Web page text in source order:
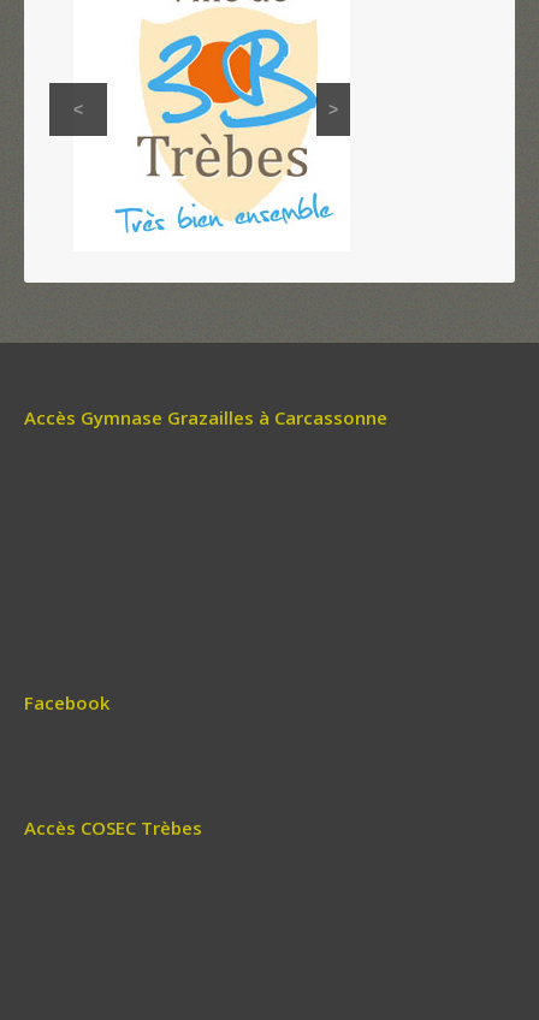
< >
Accès Gymnase Grazailles à Carcassonne
Facebook
Accès COSEC Trèbes